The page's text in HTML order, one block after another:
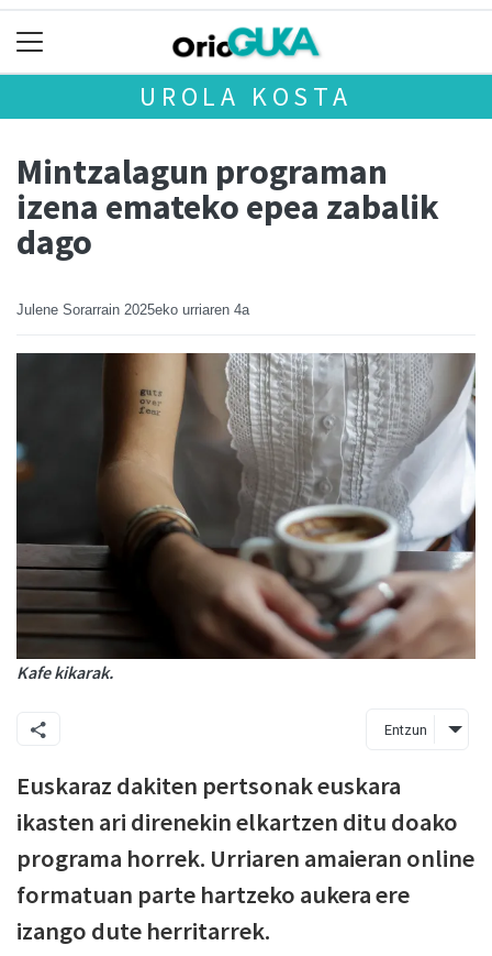
UROLA KOSTA
Mintzalagun programan
izena emateko epea zabalik
dago
Julene Sorarrain 2025eko urriaren 4a
Kafe kikarak.
Entzun
Euskaraz dakiten pertsonak euskara
ikasten ari direnekin elkartzen ditu doako
programa horrek. Urriaren amaieran online
formatuan parte hartzeko aukera ere
izango dute herritarrek.